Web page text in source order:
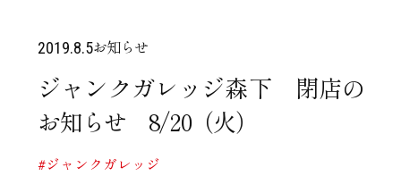
2019.8.5お知らせ
ジャンクガレッジ森下 閉店の
お知らせ 8/20（火）
#ジャンクガレッジ